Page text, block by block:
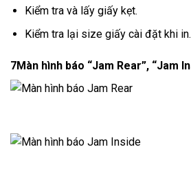
Kiểm tra và lấy giấy kẹt.
Kiểm tra lại size giấy cài đặt khi in.
7Màn hình báo “Jam Rear”, “Jam